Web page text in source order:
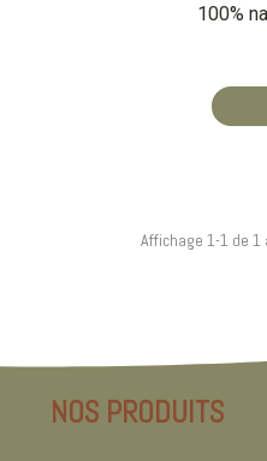
100%
86/
100%
d'huile
Affichage 1-1 de
NOS PRODUITS